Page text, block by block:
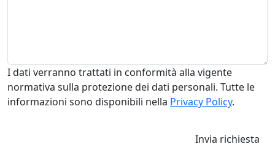
I dati verranno trattati in conformità alla vigente
normativa sulla protezione dei dati personali. Tutte le
informazioni sono disponibili nella Privacy Policy.
Invia richiesta